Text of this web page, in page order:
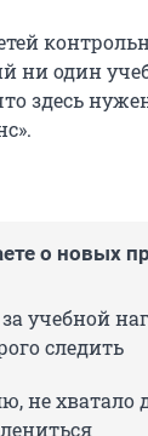
ни один
здесь
о новых
учебной
следить
не хватало